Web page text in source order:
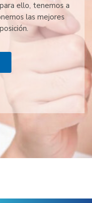
ello, tenemos a
las mejores